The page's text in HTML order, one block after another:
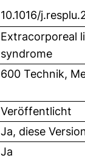
10.1016/
Extracorporeal
syndrome
600 Technik,
Veröffentlicht
Ja, diese
Ja